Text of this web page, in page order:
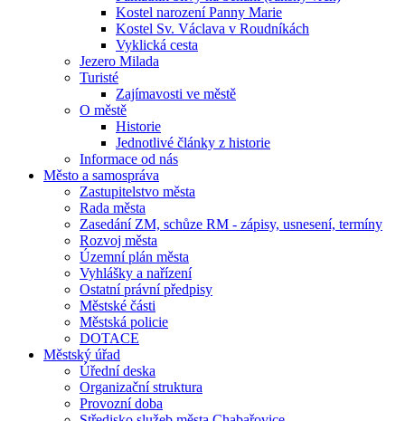
Kostel narození Panny Marie
Kostel Sv. Václava v Roudníkách
Vyklická cesta
Jezero Milada
Turisté
Zajímavosti ve městě
O městě
Historie
Jednotlivé články z historie
Informace od nás
Město a samospráva
Zastupitelstvo města
Rada města
Zasedání ZM, schůze RM - zápisy, usnesení, termíny
Rozvoj města
Územní plán města
Vyhlášky a nařízení
Ostatní právní předpisy
Městské části
Městská policie
DOTACE
Městský úřad
Úřední deska
Organizační struktura
Provozní doba